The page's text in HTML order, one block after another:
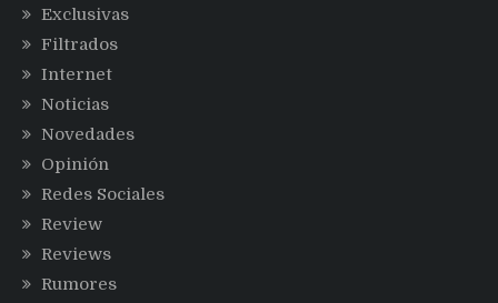
Exclusivas
Filtrados
Internet
Noticias
Novedades
Opinión
Redes Sociales
Review
Reviews
Rumores